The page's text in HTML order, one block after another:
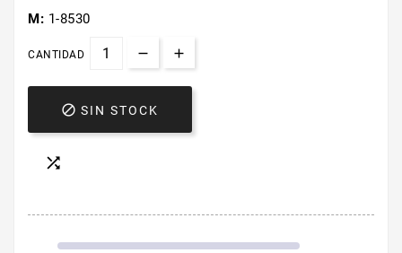
M: 1-8530
CANTIDAD
 SIN STOCK
